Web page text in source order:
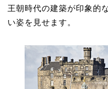
王朝時代の建築が印象的
い姿を見せます。